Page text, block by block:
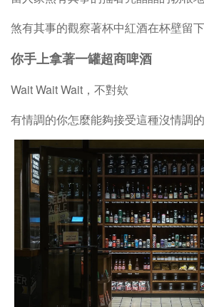
煞有其事的觀察著杯中紅酒在杯壁留
你手上拿著一罐超商啤酒
Wait Wait Wait，不對欸
有情調的你怎麼能夠接受這種沒情調